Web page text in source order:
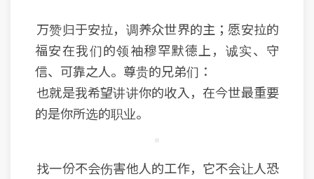
万赞归于安拉，调养众世界的主；愿安拉的
福安在我们的领袖穆罕默德上，诚实、守
信、可靠之人。尊贵的兄弟们：
也就是我希望讲讲你的收入，在今世最重要
的是你所选的职业。
找一份不会伤害他人的工作，它不会让人恐